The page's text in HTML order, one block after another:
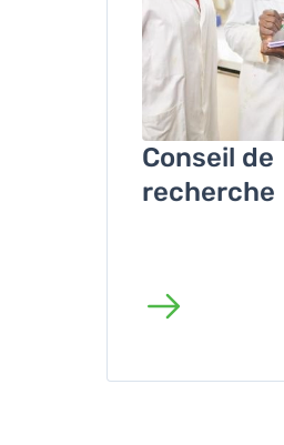
Conseil de
recherche